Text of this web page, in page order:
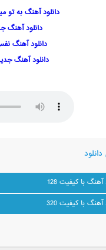
دانلود آهنگ به تو
دانلود آهنگ
دانلود آهنگ
دانلود آهنگ
آهنگ با کیفیت 128
آهنگ با کیفیت 320